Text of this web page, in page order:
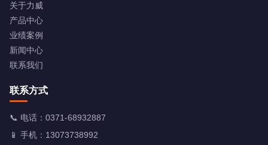
关于力威
产品中心
业绩案例
新闻中心
联系我们
联系方式
📞 电话： 0371-68932887
📱 手机： 13073738992